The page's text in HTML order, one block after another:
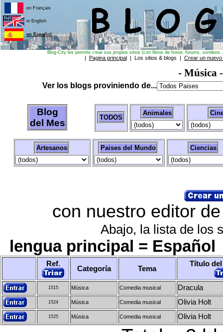
en Français
in English
en Español
Blog-City les permite crear sus propios sitios (con libros de honor, forums,
| Pagina principal| Los sitios & blogs | Crear un nuevo
- Música
Ver los blogs proviniendo de...
Blog
del Mes
TODOS
Animales
Artesanos Paises del Mundo Ciencias
con nuestro editor
Abajo, la lista de los
lengua principal = Español
Ref.
Categoría Tema
Título
1515 Música Comedia musical Dracula
1524 Música Comedia musical Olivia Holt
1525 Música Comedia musical Olivia Holt